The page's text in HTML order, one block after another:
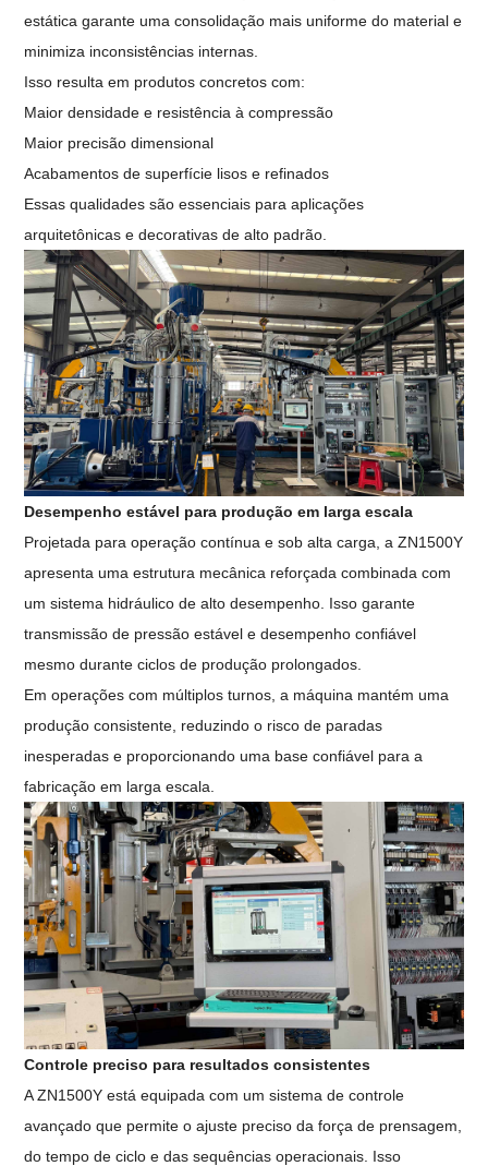
estática garante uma consolidação mais uniforme do material e
minimiza inconsistências internas.
Isso resulta em produtos concretos com:
Maior densidade e resistência à compressão
Maior precisão dimensional
Acabamentos de superfície lisos e refinados
Essas qualidades são essenciais para aplicações
arquitetônicas e decorativas de alto padrão.
Desempenho estável para produção em larga escala
Projetada para operação contínua e sob alta carga, a ZN1500Y
apresenta uma estrutura mecânica reforçada combinada com
um sistema hidráulico de alto desempenho. Isso garante
transmissão de pressão estável e desempenho confiável
mesmo durante ciclos de produção prolongados.
Em operações com múltiplos turnos, a máquina mantém uma
produção consistente, reduzindo o risco de paradas
inesperadas e proporcionando uma base confiável para a
fabricação em larga escala.
Controle preciso para resultados consistentes
A ZN1500Y está equipada com um sistema de controle
avançado que permite o ajuste preciso da força de prensagem,
do tempo de ciclo e das sequências operacionais. Isso